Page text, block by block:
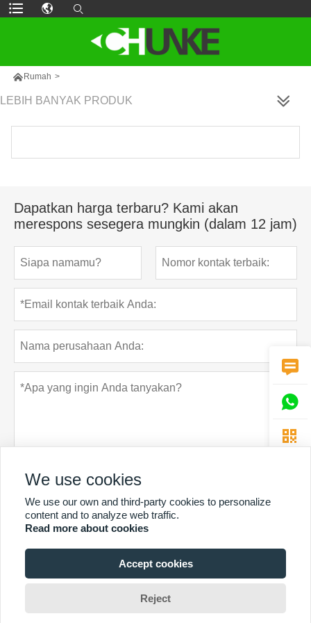
 Rumah >
LEBIH BANYAK PRODUK
Dapatkan harga terbaru? Kami akan
merespons sesegera mungkin (dalam 12 jam)
Menyerahkan Rahasia pribadi
LEBIH BANYAK LAYANAN
Hak Cipta Oleh © Guangzhou Chunke Environmental Technology Co.



We use cookies
We use our own and third-party cookies to personalize
content and to analyze web traffic.
Read more about cookies
Accept cookies
Reject